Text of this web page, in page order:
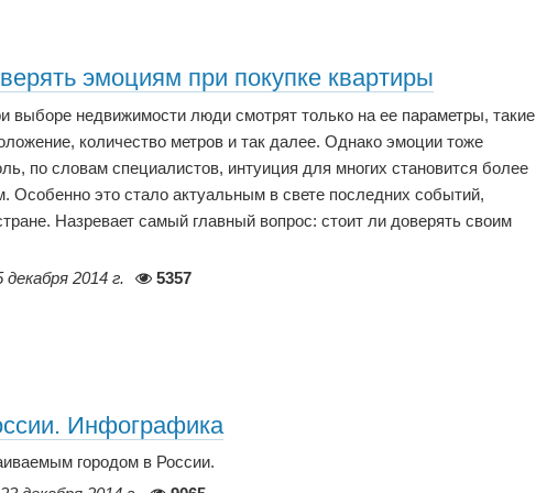
эмоциям при покупке квартиры
выборе недвижимости люди смотрят только на ее параметры, такие
количество метров и так далее. Однако эмоции тоже
по словам специалистов, интуиция для многих становится более
Особенно это стало актуальным в свете последних событий,
Назревает самый главный вопрос: стоит ли доверять своим
декабря 2014 г. 5357
Инфографика
городом в России.